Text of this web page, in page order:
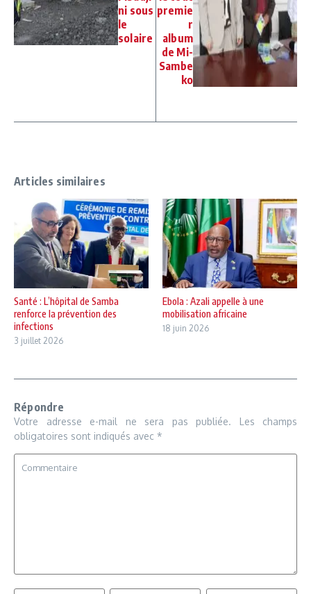
ni sous
le
solaire
premie
r
album
de Mi-
Sambe
ko
Articles similaires
Santé : L’hôpital de Samba
renforce la prévention des
infections
3 juillet 2026
Ebola : Azali appelle à une
mobilisation africaine
18 juin 2026
Répondre
Votre adresse e-mail ne sera pas publiée.
Les champs
obligatoires sont indiqués avec *